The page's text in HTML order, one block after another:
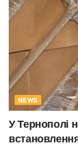
NEWS
У Тернополі